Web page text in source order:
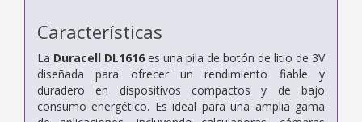
Características
La Duracell DL1616 es una pila de botón de litio de 3V
diseñada para ofrecer un rendimiento fiable y
duradero en dispositivos compactos y de bajo
consumo energético. Es ideal para una amplia gama